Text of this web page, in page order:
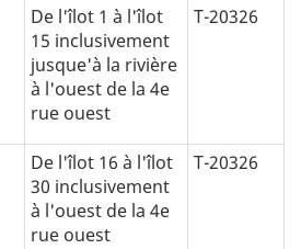
De l'îlot 1 à l'îlot
15 inclusivement
jusque'à la rivière
à l'ouest de la 4e
rue ouest
T-20326
De l'îlot 16 à l'îlot
30 inclusivement
à l'ouest de la 4e
rue ouest
T-20326